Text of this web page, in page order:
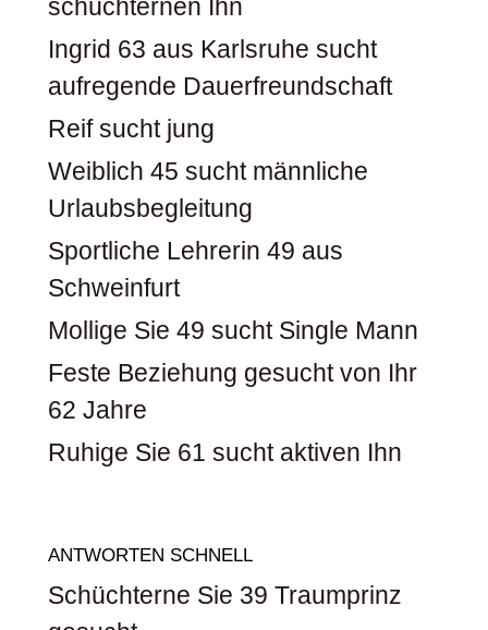
schüchternen Ihn
Ingrid 63 aus Karlsruhe sucht
aufregende Dauerfreundschaft
Reif sucht jung
Weiblich 45 sucht männliche
Urlaubsbegleitung
Sportliche Lehrerin 49 aus
Schweinfurt
Mollige Sie 49 sucht Single Mann
Feste Beziehung gesucht von Ihr
62 Jahre
Ruhige Sie 61 sucht aktiven Ihn
ANTWORTEN SCHNELL
Schüchterne Sie 39 Traumprinz